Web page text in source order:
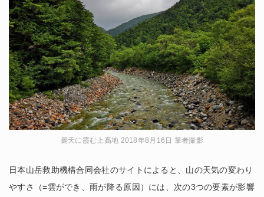
曇天に霞む上高地 2018年8月16日 筆者撮影
日本山岳救助機構合同会社のサイトによると、山の天気の変わり
やすさ（=雲ができ、雨が降る原因）には、次の3つの要素が影響